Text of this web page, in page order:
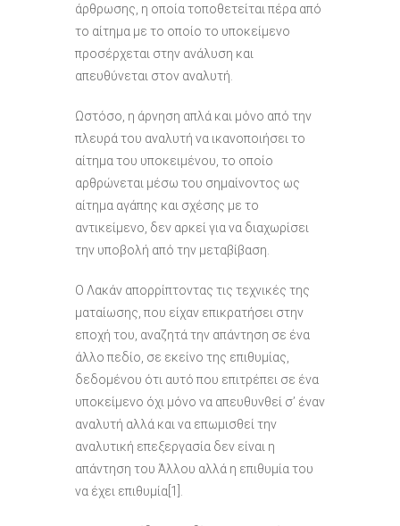
άρθρωσης, η οποία τοποθετείται πέρα από
το αίτημα με το οποίο το υποκείμενο
προσέρχεται στην ανάλυση και
απευθύνεται στον αναλυτή.
Ωστόσο, η άρνηση απλά και μόνο από την
πλευρά του αναλυτή να ικανοποιήσει το
αίτημα του υποκειμένου, το οποίο
αρθρώνεται μέσω του σημαίνοντος ως
αίτημα αγάπης και σχέσης με το
αντικείμενο, δεν αρκεί για να διαχωρίσει
την υποβολή από την μεταβίβαση.
Ο Λακάν απορρίπτοντας τις τεχνικές της
ματαίωσης, που είχαν επικρατήσει στην
εποχή του, αναζητά την απάντηση σε ένα
άλλο πεδίο, σε εκείνο της επιθυμίας,
δεδομένου ότι αυτό που επιτρέπει σε ένα
υποκείμενο όχι μόνο να απευθυνθεί σ’ έναν
αναλυτή αλλά και να επωμισθεί την
αναλυτική επεξεργασία δεν είναι η
απάντηση του Άλλου αλλά η επιθυμία του
να έχει επιθυμία[1].